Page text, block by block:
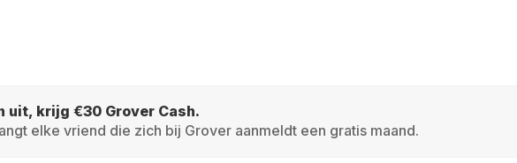
uit, krijg €30 Grover Cash.
elke vriend die zich bij Grover aanmeldt een gratis maand.